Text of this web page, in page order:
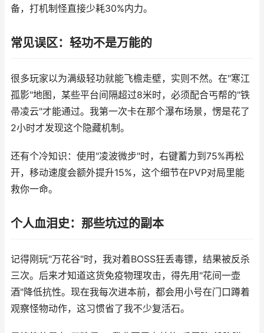
备，打机制怪直接少耗30%内力。
常见误区：轻功不是万能的
很多玩家以为满级轻功就能飞檐走壁，实则不然。在"寒江
孤影"地图，某些平台间隔超过8米时，必须配合丐帮的"铁
帚凌云"才能通过。我第一次卡在那个瀑布场景，愣是花了
2小时才发现这个隐藏机制。
还有个冷知识：使用"凌波微步"时，右键蓄力到75%再松
开，移动速度会额外提升15%，这个细节在PVP对局里能
救你一命。
个人血泪史：那些坑过的副本
记得刚玩"万花谷"时，我对着BOSS狂丢毒镖，结果被反杀
三次。后来才知道这货免疫物理攻击，得先用"花间一壶
酒"降低抗性。现在我每次进本前，都会用小号在门口蹲着
观察怪物动作，这习惯省了我不少复活石。